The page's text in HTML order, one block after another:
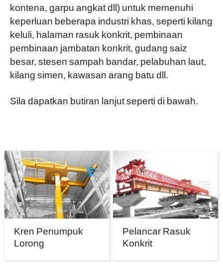
kontena, garpu angkat dll) untuk memenuhi
keperluan beberapa industri khas, seperti kilang
keluli, halaman rasuk konkrit, pembinaan
pembinaan jambatan konkrit, gudang saiz
besar, stesen sampah bandar, pelabuhan laut,
kilang simen, kawasan arang batu dll.
Sila dapatkan butiran lanjut seperti di bawah.
Kren Penumpuk
Lorong
Pelancar Rasuk
Konkrit